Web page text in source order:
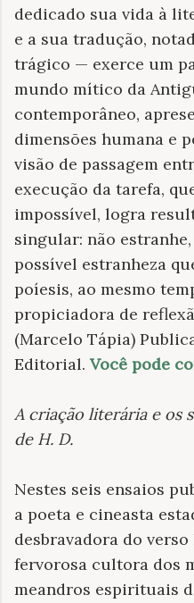
dedicado sua vida à
e a sua tradução,
trágico — exerce um
mundo mítico da
contemporâneo,
dimensões humana e
visão de passagem
execução da tarefa,
impossível, logra
singular: não
possível estranheza
poíesis, ao mesmo
propiciadora de
(Marcelo Tápia)
Editorial. Você pode
A criação literária e os
de H. D.
Nestes seis ensaios
a poeta e cineasta
desbravadora do
fervorosa cultora dos
meandros espirituais